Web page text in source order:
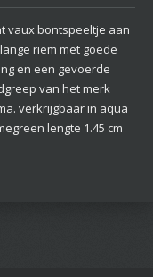
vaux bontspeeltje aan
riem met goede
en een gevoerde
van het merk
verkrijgbaar in aqua
lengte 1.45 cm